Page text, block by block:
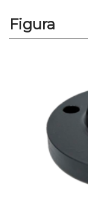
Figura